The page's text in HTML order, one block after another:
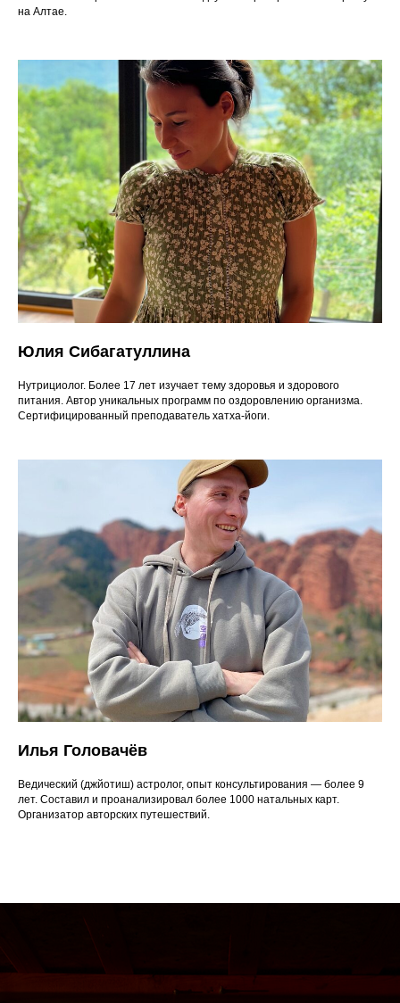
на Алтае.
Юлия Сибагатуллина
Нутрициолог. Более 17 лет изучает тему здоровья и здорового
питания. Автор уникальных программ по оздоровлению организма.
Сертифицированный преподаватель хатха-йоги.
Илья Головачёв
Ведический (джйотиш) астролог, опыт консультирования — более 9
лет. Составил и проанализировал более 1000 натальных карт.
Организатор авторских путешествий.